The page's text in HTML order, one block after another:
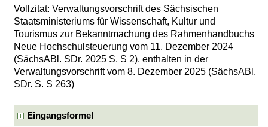
Vollzitat: Verwaltungsvorschrift des Sächsischen
Staatsministeriums für Wissenschaft, Kultur und
Tourismus zur Bekanntmachung des Rahmenhandbuchs
Neue Hochschulsteuerung vom 11. Dezember 2024
(SächsABl. SDr. 2025 S. S 2), enthalten in der
Verwaltungsvorschrift vom 8. Dezember 2025 (SächsABl.
SDr. S. S 263)
Eingangsformel